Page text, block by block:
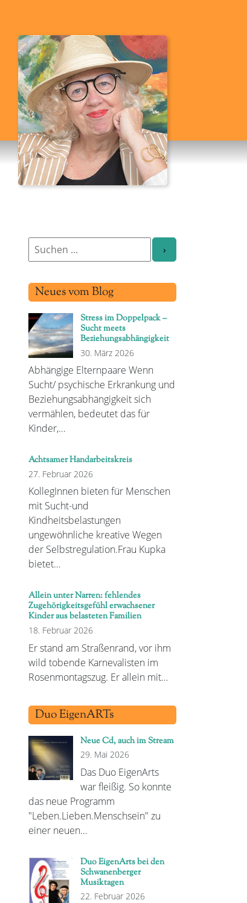
Neues vom Blog
Stress im Doppelpack –
Sucht meets
Beziehungsabhängigkeit
30. März 2026
Abhängige Elternpaare Wenn
Sucht/ psychische Erkrankung und
Beziehungsabhängigkeit sich
vermählen, bedeutet das für
Kinder,…
Achtsamer Handarbeitskreis
27. Februar 2026
KollegInnen bieten für Menschen
mit Sucht-und
Kindheitsbelastungen
ungewöhnliche kreative Wegen
der Selbstregulation.Frau Kupka
bietet…
Allein unter Narren: fehlendes
Zugehörigkeitsgefühl erwachsener
Kinder aus belasteten Familien
18. Februar 2026
Er stand am Straßenrand, vor ihm
wild tobende Karnevalisten im
Rosenmontagszug. Er allein mit…
Duo EigenARTs
Neue Cd, auch im Stream
29. Mai 2026
Das Duo EigenArts
war fleißig. So konnte
das neue Programm
"Leben.Lieben.Menschsein" zu
einer neuen…
Duo EigenArts bei den
Schwanenberger
Musiktagen
22. Februar 2026